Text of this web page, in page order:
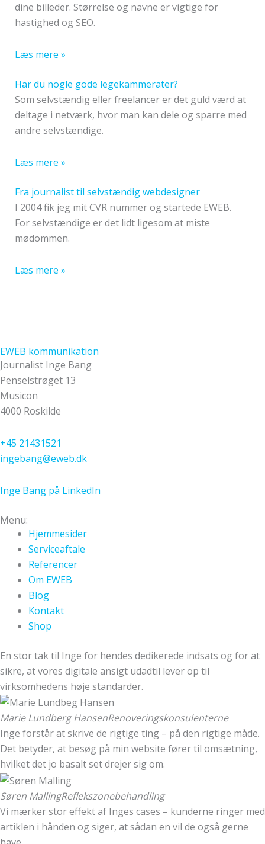
dine billeder. Størrelse og navne er vigtige for
hastighed og SEO.
Læs mere »
Har du nogle gode legekammerater?
Som selvstændig eller freelancer er det guld værd at
deltage i netværk, hvor man kan dele og sparre med
andre selvstændige.
Læs mere »
Fra journalist til selvstændig webdesigner
I 2004 fik jeg mit CVR nummer og startede EWEB.
For selvstændige er det lidt ligesom at miste
mødommen.
Læs mere »
EWEB kommunikation
Journalist Inge Bang
Penselstrøget 13
Musicon
4000 Roskilde
+45 21431521
ingebang@eweb.dk
Inge Bang på LinkedIn
Menu:
Hjemmesider
Serviceaftale
Referencer
Om EWEB
Blog
Kontakt
Shop
En stor tak til Inge for hendes dedikerede indsats og for at
sikre, at vores digitale ansigt udadtil lever op til
virksomhedens høje standarder.
Marie Lundberg HansenRenoveringskonsulenterne
Inge forstår at skrive de rigtige ting – på den rigtige måde.
Det betyder, at besøg på min website fører til omsætning,
hvilket det jo basalt set drejer sig om.
Søren MallingReflekszonebehandling
Vi mærker stor effekt af Inges cases – kunderne ringer med
artiklen i hånden og siger, at sådan en vil de også gerne